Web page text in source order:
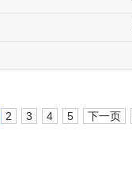
2 3 4 5 下一页